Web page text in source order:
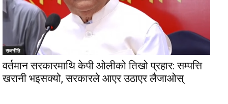
राजनीति
वर्तमान सरकारमाथि केपी ओलीको तिखो प्रहार: सम्पत्ति
खरानी भइसक्यो, सरकारले आएर उठाएर लैजाओस्